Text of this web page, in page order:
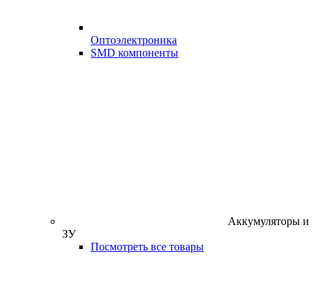
Оптоэлектроника
SMD компоненты
Аккумуляторы и
ЗУ
Посмотреть все товары